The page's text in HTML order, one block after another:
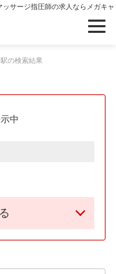
サージ指圧師の求人ならメガキャ
の検索結果
中